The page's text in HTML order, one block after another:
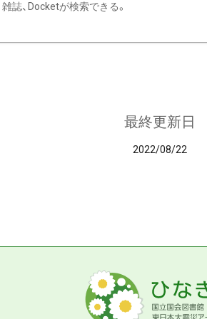
雑誌、Docketが検索できる。
最終更新日
2022/08/22